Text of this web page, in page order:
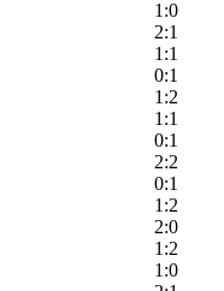
1:0
2:1
1:1
0:1
1:2
1:1
0:1
2:2
0:1
1:2
2:0
1:2
1:0